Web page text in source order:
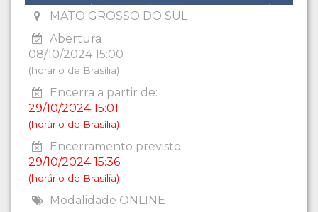
MATO GROSSO DO SUL
Abertura
08/10/2024 15:00
(horário de Brasília)
Encerra a partir de:
29/10/2024 15:01
(horário de Brasília)
Encerramento previsto:
29/10/2024 15:36
(horário de Brasília)
Modalidade ONLINE